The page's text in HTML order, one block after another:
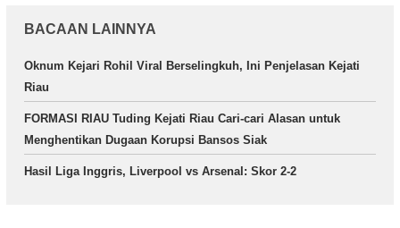
BACAAN LAINNYA
Oknum Kejari Rohil Viral Berselingkuh, Ini Penjelasan Kejati
Riau
FORMASI RIAU Tuding Kejati Riau Cari-cari Alasan untuk
Menghentikan Dugaan Korupsi Bansos Siak
Hasil Liga Inggris, Liverpool vs Arsenal: Skor 2-2